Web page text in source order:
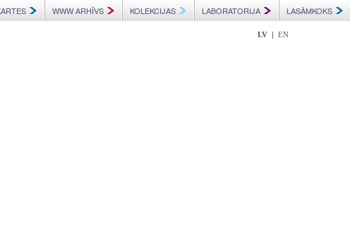
WWW ARHĪVS KOLEKCIJAS LABORATORIJA LASĀMKOKS
LV | EN